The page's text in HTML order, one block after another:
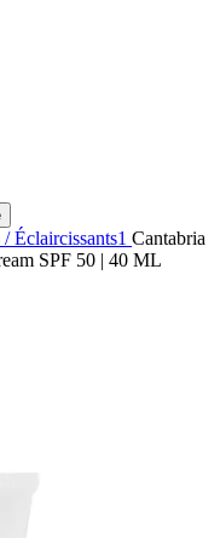
Éclaircissants1 Cantabria
SPF 50 | 40 ML